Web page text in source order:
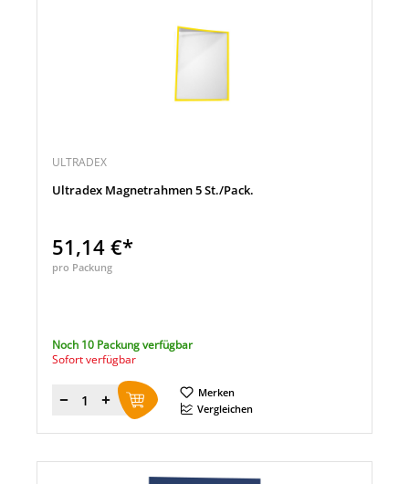
ULTRADEX
Ultradex Magnetrahmen 5 St./Pack.
51,14 €*
pro Packung
Noch 10 Packung verfügbar
Sofort verfügbar
Menge
Merken
Vergleichen